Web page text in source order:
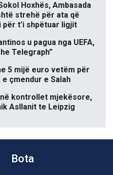
Hoxhës, Ambasada
strehë për ata që
t’i shpëtuar ligjit
u pagua nga UEFA,
Telegraph”
5 mijë euro vetëm për
çmendur e Salah
kontrollet mjekësore,
Asllanit te Leipzig
Bota